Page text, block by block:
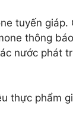
tuyến giáp.
thông
nước phát
thực phẩm